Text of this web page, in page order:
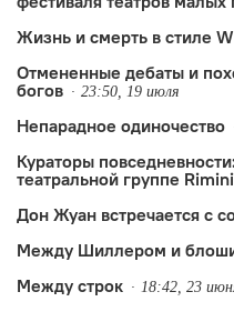
Жизнь и смерть в стиле
Отмененные дебаты и
богов
23:50, 19 июля
Непарадное одиночество
Кураторы
театральной группе
Дон Жуан встречается с
Между Шиллером и
Между строк 18:42, 23